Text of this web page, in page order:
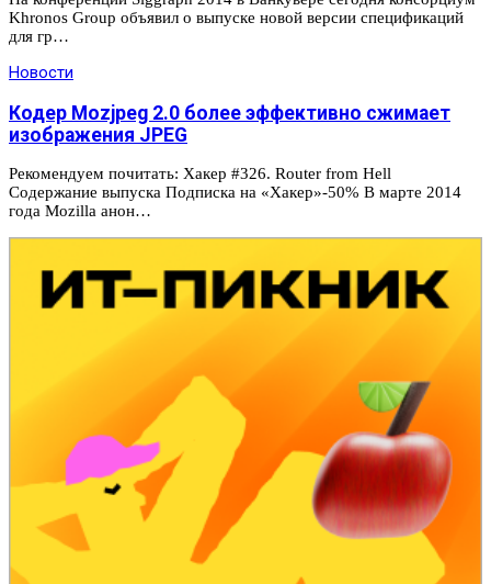
Khronos Group объявил о выпуске новой версии спецификаций
для гр…
Новости
Кодер Mozjpeg 2.0 более эффективно сжимает
изображения JPEG
Рекомендуем почитать: Хакер #326. Router from Hell
Содержание выпуска Подписка на «Хакер»-50% В марте 2014
года Mozilla анон…